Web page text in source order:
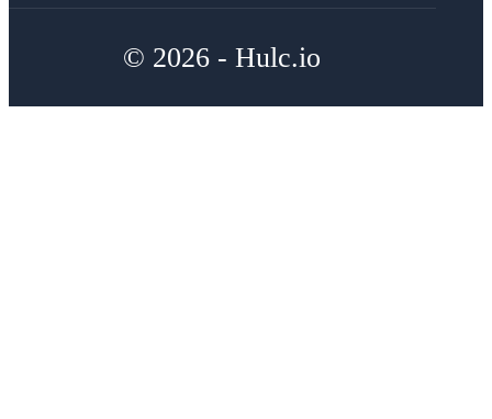
© 2026 - Hulc.io